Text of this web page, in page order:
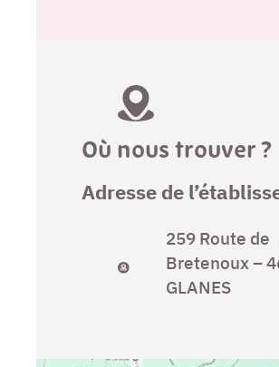
Où nous trouver ?
Adresse de
259 Route de
Bretenoux –
GLANES